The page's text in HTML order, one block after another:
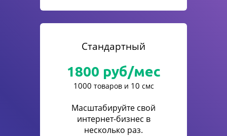
Стандартный
1800 руб/мес
1000 товаров и 10 смс
Масштабируйте свой
интернет-бизнес в
несколько раз.